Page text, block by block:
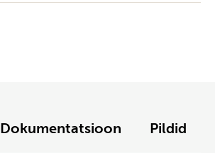
Dokumentatsioon Pildid